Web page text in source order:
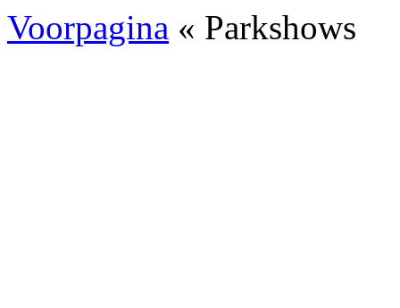
Voorpagina « Parkshows